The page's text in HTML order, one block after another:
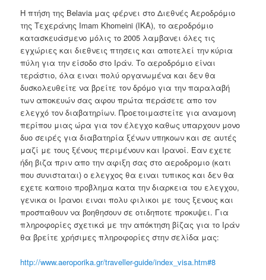
Η πτήση της Belavia μας φέρνει στο Διεθνές Αεροδρόμιο
της Τεχεράνης Imam Khomeini (IΚΑ), το αεροδρόμιο
κατασκευάσμενο μόλις το 2005 λαμβανει όλες τις
εγχώριες και διεθνεις πτησεις και αποτελεί την κύρια
πύλη για την είσοδο στο Ιράν. Το αεροδρόμιο είναι
τεράστιο, όλα ειναι πολύ οργανωμένα και δεν θα
δυσκολευθείτε να βρείτε τον δρόμο για την παραλαβή
των αποκευών σας αφου πρώτα περάσετε απο τον
ελεγχό τον διαβατηρίων. Προετοιμαστείτε για αναμονη
περίπου μιας ώρα για τον έλεγχο καθως υπαρχουν μονο
δυο σειρές για διαβατηρία ξένων υπηκοων και σε αυτές
μαζί με τους ξένους περιμένουν και Ιρανοί. Έαν εχετε
ήδη βιζα πριν απο την αφιξη σας στο αεροδρομιο (κατι
που συνισταται) ο ελεγχος θα ειναι τυπικος και δεν θα
εχετε καποιο προβλημα κατα την διαρκεια του ελεγχου,
γενικα οι Ιρανοι ειναι πολυ φιλικοι με τους ξενους και
προσπαθουν να βοηθησουν σε οτιδηποτε προκυψει. Για
πληροφορίες σχετικά με την απόκτηση βίζας για το Ιράν
θα βρείτε χρήσιμες πληροφορίες στην σελίδα μας:
http://www.aeroporika.gr/traveller-guide/index_visa.htm#8